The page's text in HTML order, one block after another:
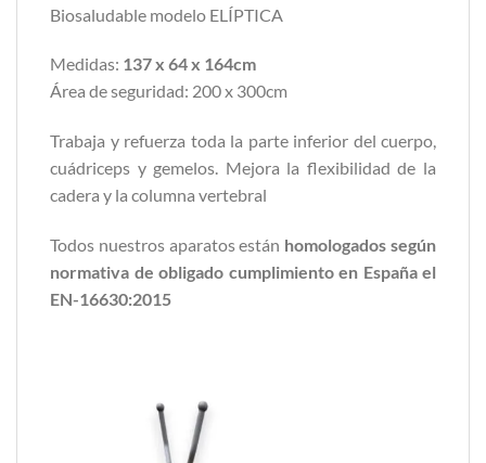
Biosaludable modelo ELÍPTICA
Medidas: 137 x 64 x 164cm
Área de seguridad: 200 x 300cm
Trabaja y refuerza toda la parte inferior del cuerpo,
cuádriceps y gemelos. Mejora la flexibilidad de la
cadera y la columna vertebral
Todos nuestros aparatos están homologados según
normativa de obligado cumplimiento en España el
EN-16630:2015